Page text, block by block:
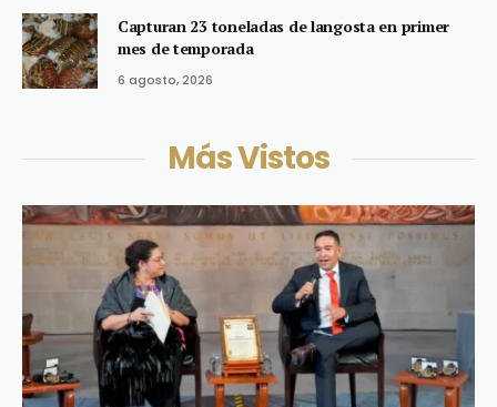
Capturan 23 toneladas de langosta en primer
mes de temporada
6 agosto, 2026
Más Vistos